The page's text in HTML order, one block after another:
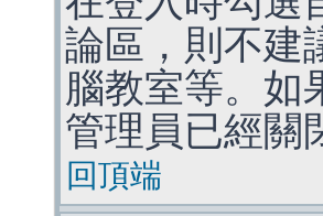
論區，則不建
腦教室等。如
管理員已經關
回頂端